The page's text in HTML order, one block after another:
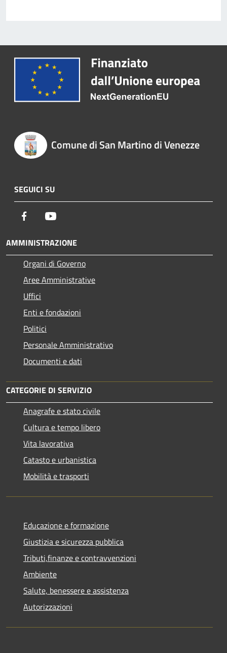
Comune di San Martino di Venezze
SEGUICI SU
Facebook
AMMINISTRAZIONE
Organi di Governo
Aree Amministrative
Uffici
Enti e fondazioni
Politici
Personale Amministrativo
Documenti e dati
CATEGORIE DI SERVIZIO
Anagrafe e stato civile
Cultura e tempo libero
Vita lavorativa
Catasto e urbanistica
Mobilità e trasporti
Educazione e formazione
Giustizia e sicurezza pubblica
Tributi,finanze e contravvenzioni
Ambiente
Salute, benessere e assistenza
Autorizzazioni